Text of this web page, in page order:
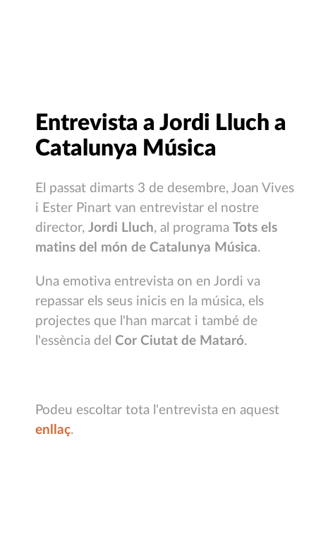
Entrevista a Jordi Lluch a
Catalunya Música
El passat dimarts 3 de desembre, Joan Vives
i Ester Pinart van entrevistar el nostre
director, Jordi Lluch, al programa Tots els
matins del món de Catalunya Música.
Una emotiva entrevista on en Jordi va
repassar els seus inicis en la música, els
projectes que l'han marcat i també de
l'essència del Cor Ciutat de Mataró.
Podeu escoltar tota l'entrevista en aquest
enllaç.